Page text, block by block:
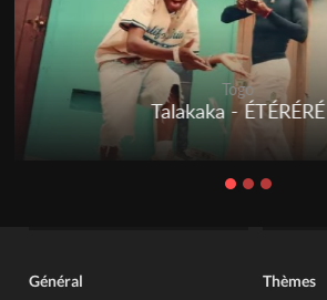
Togo
Talakaka - ÉTÉRÉRÉ
Général Thèmes